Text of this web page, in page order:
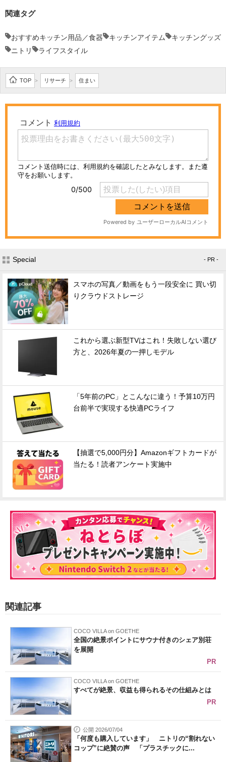
関連タグ
おすすめキッチン用品／食器 キッチンアイテム
キッチングッズ
ニトリ
ライフスタイル
TOP > リサーチ > 住まい
Special - PR -
スマホの写真／動画をもう一段安全に 買い切
りクラウドストレージ
これから選ぶ新型TVはこれ！失敗しない選び
方と、2026年夏の一押しモデル
「5年前のPC」とこんなに違う！予算10万円
台前半で実現する快適PCライフ
【抽選で5,000円分】Amazonギフトカードが
当たる！読者アンケート実施中
関連記事
COCO VILLA on GOETHE
全国の絶景ポイントにサウナ付きのシェア別荘
を展開
PR
COCO VILLA on GOETHE
すべてが絶景、収益も得られるその仕組みとは
PR
公開 2026/07/04
「何度も購入しています」 ニトリの“割れない
コップ”に絶賛の声 「プラスチックに...